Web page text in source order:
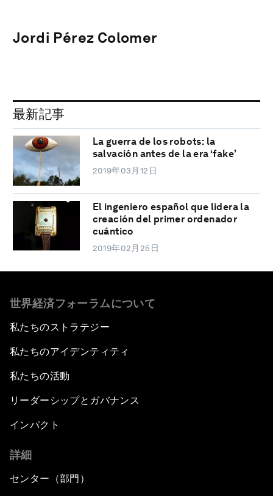
Jordi Pérez Colomer
最新記事
La guerra de los robots: la
salvación antes de la era ‘fake’
2019年03月12日
El ingeniero español que lidera la
creación del primer ordenador
cuántico
2019年02月25日
世界経済フォーラムについて
私たちのストラテジー
私たちのアイデンティティ
私たちの活動
リーダーシップとガバナンス
インパクト
詳細
センター（部門）